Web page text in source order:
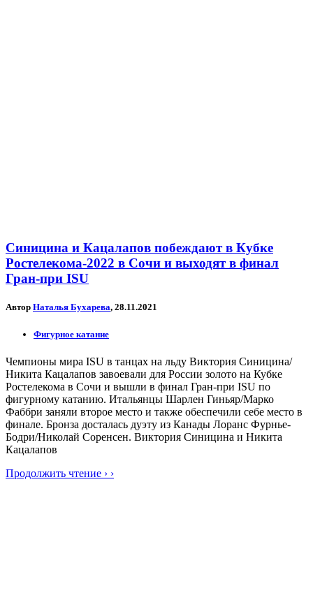
Синицина и Кацалапов побеждают в Кубке
Ростелекома-2022 в Сочи и выходят в финал
Гран-при ISU
Автор Наталья Бухарева, 28.11.2021
Фигурное катание
Чемпионы мира ISU в танцах на льду Виктория Синицина/
Никита Кацалапов завоевали для России золото на Кубке
Ростелекома в Сочи и вышли в финал Гран-при ISU по
фигурному катанию. Итальянцы Шарлен Гиньяр/Марко
Фаббри заняли второе место и также обеспечили себе место в
финале. Бронза досталась дуэту из Канады Лоранс Фурнье-
Бодри/Николай Соренсен. Виктория Синицина и Никита
Кацалапов
Продолжить чтение › ›